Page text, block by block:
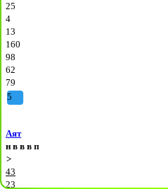
25
4
13
160
98
62
79
5
Аят
н в в в п
>
43
23